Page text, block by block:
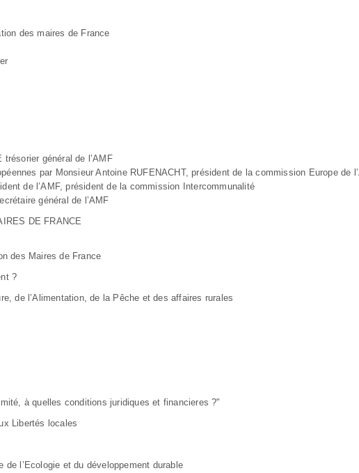
des maires de France
général de l’AMF
par Monsieur Antoine RUFENACHT, président de la commission Europe de
de l’AMF, président de la commission Intercommunalité
général de l’AMF
DE FRANCE
des Maires de France
?
de l’Alimentation, de la Pêche et des affaires rurales
à quelles conditions juridiques et financieres ?"
Libertés locales
de l’Ecologie et du développement durable